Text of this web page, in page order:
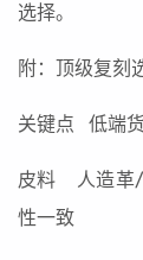
选择。
附：顶级复刻
关键点 低
皮料 人造革/
性一致